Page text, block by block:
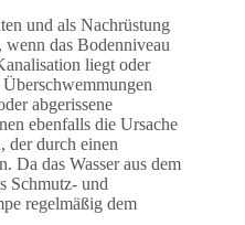
und als Nachrüstung
das Bodenniveau
liegt oder
abgerissene
ebenfalls die Ursache
der durch einen
Da das Wasser aus dem
Schmutz- und
regelmäßig dem